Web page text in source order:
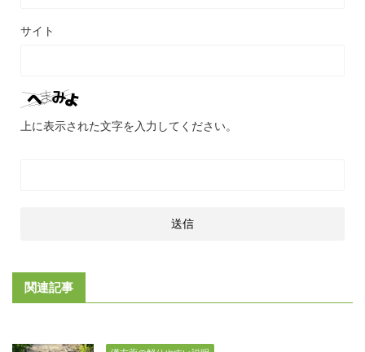
サイト
上に表示された文字を入力してください。
関連記事